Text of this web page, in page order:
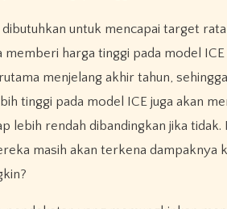
untuk mencapai target
harga tinggi pada model
menjelang akhir tahun,
tinggi pada model ICE juga akan
lebih rendah dibandingkan jika tidak.
masih akan terkena dampaknya